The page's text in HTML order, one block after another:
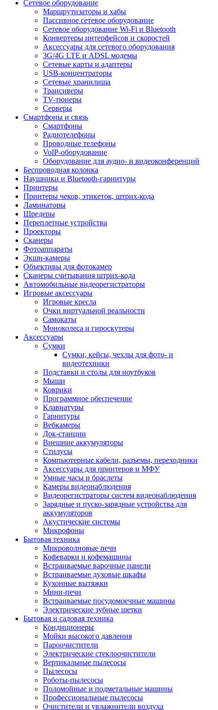
Сетевое оборудование
Маршрутизаторы и хабы
Пассивное сетевое оборудование
Сетевое оборудование Wi-Fi и Bluetooth
Конвертеры интерфейсов и скоростей
Аксессуары для сетевого оборудования
3G/4G LTE и ADSL модемы
Сетевые карты и адаптеры
USB-концентраторы
Сетевые хранилища
Трансиверы
TV-тюнеры
Серверы
Смартфоны и связь
Смартфоны
Радиотелефоны
Проводные телефоны
VoIP-оборудование
Оборудование для аудио- и видеоконференций
Беспроводная колонка
Наушники и Bluetooth-гарнитуры
Принтеры
Принтеры чеков, этикеток, штрих-кода
Ламинаторы
Шредеры
Переплетные устройства
Проекторы
Сканеры
Фотоаппараты
Экшн-камеры
Объективы для фотокамер
Сканеры считывания штрих-кода
Автомобильные видеорегистраторы
Игровые аксессуары
Игровые кресла
Очки виртуальной реальности
Самокаты
Моноколеса и гироскутеры
Аксессуары
Сумки
Сумки, кейсы, чехлы для фото- и
видеотехники
Подставки и столы для ноутбуков
Мыши
Коврики
Программное обеспечение
Клавиатуры
Гарнитуры
Вебкамеры
Док-станции
Внешние аккумуляторы
Стилусы
Компьютерные кабели, разъемы, переходники
Аксессуары для принтеров и МФУ
Умные часы и браслеты
Камеры видеонаблюдения
Видеорегистраторы систем видеонаблюдения
Зарядные и пуско-зарядные устройства для
аккумуляторов
Акустические системы
Микрофоны
Бытовая техника
Микроволновые печи
Кофеварки и кофемашины
Встраиваемые варочные панели
Встраиваемые духовые шкафы
Кухонные вытяжки
Мини-печи
Встраиваемые посудомоечные машины
Электрические зубные щетки
Бытовая и садовая техника
Кондиционеры
Мойки высокого давления
Пароочистители
Электрические стеклоочистители
Вертикальные пылесосы
Пылесосы
Роботы-пылесосы
Поломойные и подметальные машины
Профессиональные пылесосы
Очистители и увлажнители воздуха